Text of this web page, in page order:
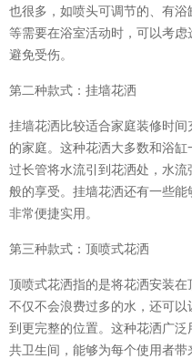
也很多，如喷头可调节的、有
等需要在浴室活动时，可以考
避免受伤。
第二种款式：挂墙花洒
挂墙花洒比较适合家庭装修时
的家庭。这种花洒大多数和浴
过长管将水流引到花洒处，水
般的享受。挂墙花洒还有一些
非常便捷实用。
第三种款式：顶喷式花洒
顶喷式花洒指的是将花洒安装
不仅不会浪费过多的水，还可
到更完整的位置。这种花洒广
共卫生间，能够为每个使用者